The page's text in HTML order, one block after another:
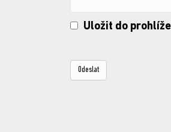
Uložit do